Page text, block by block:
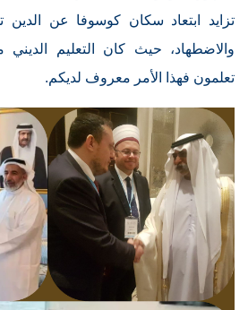
تزايد ابتعاد سكان كوسوفا عن
والاضطهاد، حيث كان التعليم الديني
تعلمون فهذا الأمر معروف لديكم.